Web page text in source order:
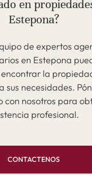
en
Estepona?
de expertos
en Estepona
la
sus necesidades.
con nosotros para
profesional.
CONTACTENOS